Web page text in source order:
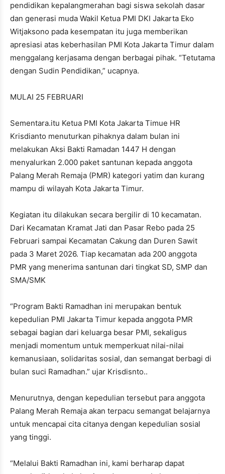
pendidikan kepalangmerahan bagi siswa sekolah dasar
dan generasi muda Wakil Ketua PMI DKI Jakarta Eko
Witjaksono pada kesempatan itu juga memberikan
apresiasi atas keberhasilan PMI Kota Jakarta Timur dalam
menggalang kerjasama dengan berbagai pihak. “Tetutama
dengan Sudin Pendidikan,” ucapnya.
MULAI 25 FEBRUARI
Sementara.itu Ketua PMI Kota Jakarta Timue HR
Krisdianto menuturkan pihaknya dalam bulan ini
melakukan Aksi Bakti Ramadan 1447 H dengan
menyalurkan 2.000 paket santunan kepada anggota
Palang Merah Remaja (PMR) kategori yatim dan kurang
mampu di wilayah Kota Jakarta Timur.
Kegiatan itu dilakukan secara bergilir di 10 kecamatan.
Dari Kecamatan Kramat Jati dan Pasar Rebo pada 25
Februari sampai Kecamatan Cakung dan Duren Sawit
pada 3 Maret 2026. Tiap kecamatan ada 200 anggota
PMR yang menerima santunan dari tingkat SD, SMP dan
SMA/SMK
“Program Bakti Ramadhan ini merupakan bentuk
kepedulian PMI Jakarta Timur kepada anggota PMR
sebagai bagian dari keluarga besar PMI, sekaligus
menjadi momentum untuk memperkuat nilai-nilai
kemanusiaan, solidaritas sosial, dan semangat berbagi di
bulan suci Ramadhan.” ujar Krisdisnto..
Menurutnya, dengan kepedulian tersebut para anggota
Palang Merah Remaja akan terpacu semangat belajarnya
untuk mencapai cita citanya dengan kepedulian sosial
yang tinggi.
“Melalui Bakti Ramadhan ini, kami berharap dapat